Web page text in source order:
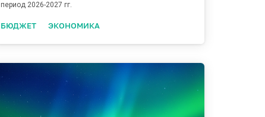
период 2026-2027 гг.
БЮДЖЕТ ЭКОНОМИКА